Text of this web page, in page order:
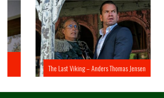
The Last Viking – Anders Thomas Jensen